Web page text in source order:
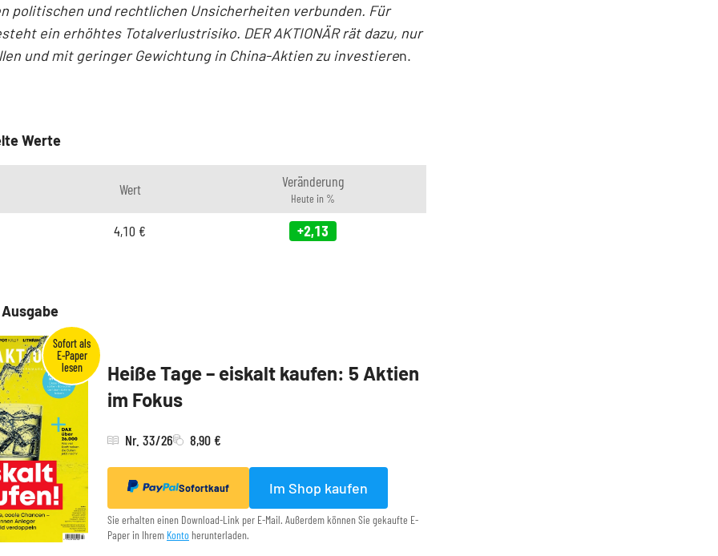
politischen und rechtlichen Unsicherheiten verbunden. Für
ein erhöhtes Totalverlustrisiko. DER AKTIONÄR rät dazu, nur
und mit geringer Gewichtung in China-Aktien zu investieren.
Werte
Wert Veränderung
Heute in %
4,10 € +2,13
Heiße Tage – eiskalt kaufen: 5 Aktien
im Fokus
Nr. 33/26 8,90 €
Sofortkauf Im Shop kaufen
Sie erhalten einen Download-Link per E-Mail. Außerdem können Sie gekaufte E-
Paper in Ihrem Konto herunterladen.